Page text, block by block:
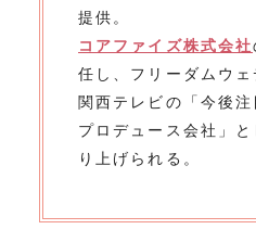
提供。
コアファイズ株式会社
任し、フリーダムウェ
関西テレビの「今後
プロデュース会社」
り上げられる。